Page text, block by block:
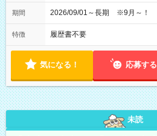
期間 2026/09/01～長期 ※9月～！
特徴 履歴書不要
気になる！ 応募する
未読